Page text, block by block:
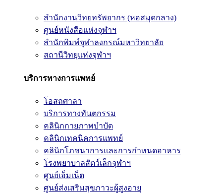
สำนักงานวิทยทรัพยากร (หอสมุดกลาง)
ศูนย์หนังสือแห่งจุฬาฯ
สำนักพิมพ์จุฬาลงกรณ์มหาวิทยาลัย
สถานีวิทยุแห่งจุฬาฯ
บริการทางการแพทย์
โอสถศาลา
บริการทางทันตกรรม
คลินิกกายภาพบำบัด
คลินิกเทคนิคการแพทย์
คลินิกโภชนาการและการกำหนดอาหาร
โรงพยาบาลสัตว์เล็กจุฬาฯ
ศูนย์เอ็มเน็ต
ศูนย์ส่งเสริมสุขภาวะผู้สูงอายุ